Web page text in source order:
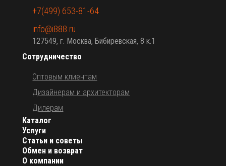
О компании
Каталог
Услуги
Статьи и советы
Обмен и возврат
Сотрудничество
Оптовым клиентам
Дизайнерам и архитекторам
Дилерам
+7(499) 653-81-64
info@i888.ru
127549, г. Москва, Бибиревская, 8 к.1